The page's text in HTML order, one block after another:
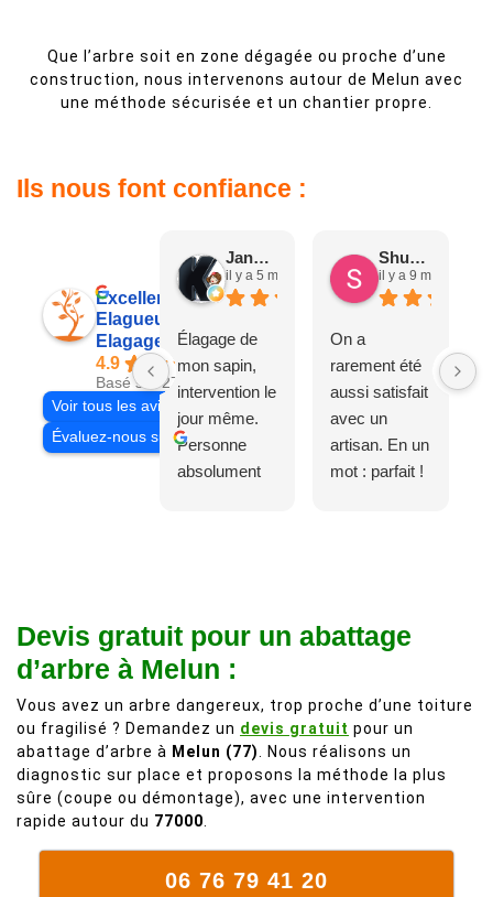
Que l’arbre soit en zone dégagée ou proche d’une
construction, nous intervenons autour de Melun avec
une méthode sécurisée et un chantier propre.
Ils nous font confiance :
Excellent
Elagueur 77
Elagage Villiers
4.9
Basé sur 27 avis
Voir tous les avis
Évaluez-nous sur
Jane D.
il y a 5 mois
Élagage de
mon sapin,
intervention le
jour même.
Personne
absolument
comme on en
fait plus!
Shuang & Jean K.
il y a 9 mois
On a
rarement été
aussi satisfait
avec un
artisan. En un
mot : parfait !
débordait trop
chez les
plein de bois
mort. C'est
délicat parce
que c'est un
Devis gratuit pour un abattage
d’arbre à Melun :
Vous avez un arbre dangereux, trop proche d’une toiture
ou fragilisé ? Demandez un devis gratuit pour un
abattage d’arbre à Melun (77)
. Nous réalisons un
diagnostic sur place et proposons la méthode la plus
sûre (coupe ou démontage), avec une intervention
rapide autour du 77000
06 76 79 41 20